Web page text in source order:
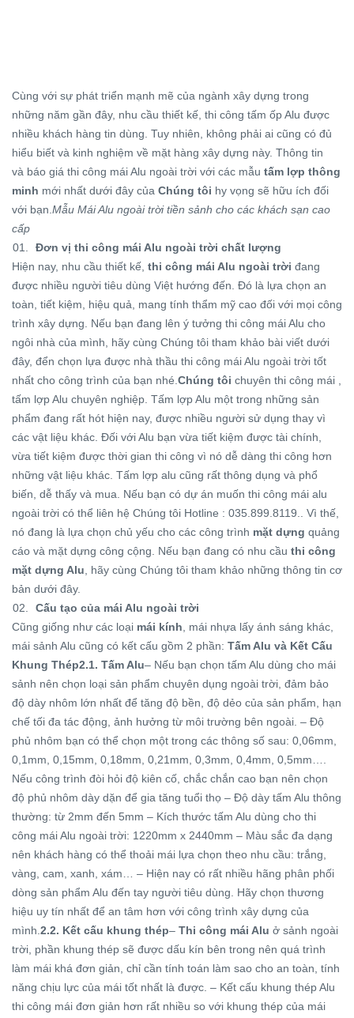
Cùng với sự phát triển mạnh mẽ của ngành xây dựng trong
những năm gần đây, nhu cầu thiết kế, thi công tấm ốp Alu được
nhiều khách hàng tin dùng. Tuy nhiên, không phải ai cũng có đủ
hiểu biết và kinh nghiệm về mặt hàng xây dựng này. Thông tin
và báo giá thi công mái Alu ngoài trời với các mẫu tấm lợp thông
minh mới nhất dưới đây của Chúng tôi hy vọng sẽ hữu ích đối
với bạn. Mẫu Mái Alu ngoài trời tiền sảnh cho các khách sạn cao
cấp
Đơn vị thi công mái Alu ngoài trời chất lượng
Hiện nay, nhu cầu thiết kế, thi công mái Alu ngoài trời đang
được nhiều người tiêu dùng Việt hướng đến. Đó là lựa chọn an
toàn, tiết kiệm, hiệu quả, mang tính thẩm mỹ cao đối với mọi công
trình xây dựng. Nếu bạn đang lên ý tưởng thi công mái Alu cho
ngôi nhà của mình, hãy cùng Chúng tôi tham khảo bài viết dưới
đây, đển chọn lựa được nhà thầu thi công mái Alu ngoài trời tốt
nhất cho công trình của bạn nhé. Chúng tôi chuyên thi công mái ,
tấm lợp Alu chuyên nghiệp. Tấm lợp Alu một trong những sản
phẩm đang rất hót hiện nay, được nhiều người sử dụng thay vì
các vật liệu khác. Đối với Alu bạn vừa tiết kiệm được tài chính,
vừa tiết kiệm được thời gian thi công vì nó dễ dàng thi công hơn
những vật liệu khác. Tấm lợp alu cũng rất thông dụng và phổ
biến, dễ thấy và mua. Nếu bạn có dự án muốn thi công mái alu
ngoài trời có thể liên hệ Chúng tôi Hotline : 035.899.8119.. Vì thế,
nó đang là lựa chọn chủ yếu cho các công trình mặt dựng quảng
cáo và mặt dựng công cộng. Nếu bạn đang có nhu cầu thi công
mặt dựng Alu , hãy cùng Chúng tôi tham khảo những thông tin cơ
bản dưới đây.
Cấu tạo của mái Alu ngoài trời
Cũng giống như các loại mái kính , mái nhựa lấy ánh sáng khác,
mái sảnh Alu cũng có kết cấu gồm 2 phần: Tấm Alu và Kết Cấu
Khung Thép2.1. Tấm Alu– Nếu bạn chọn tấm Alu dùng cho mái
sảnh nên chọn loại sản phẩm chuyên dụng ngoài trời, đảm bảo
độ dày nhôm lớn nhất để tăng độ bền, độ dẻo của sản phẩm, hạn
chế tối đa tác động, ảnh hưởng từ môi trường bên ngoài. – Độ
phủ nhôm bạn có thể chọn một trong các thông số sau: 0,06mm,
0,1mm, 0,15mm, 0,18mm, 0,21mm, 0,3mm, 0,4mm, 0,5mm….
Nếu công trình đòi hỏi độ kiên cố, chắc chắn cao bạn nên chọn
độ phủ nhôm dày dặn để gia tăng tuổi thọ – Độ dày tấm Alu thông
thường: từ 2mm đến 5mm – Kích thước tấm Alu dùng cho thi
công mái Alu ngoài trời: 1220mm x 2440mm – Màu sắc đa dạng
nên khách hàng có thể thoải mái lựa chọn theo nhu cầu: trắng,
vàng, cam, xanh, xám… – Hiện nay có rất nhiều hãng phân phối
dòng sản phẩm Alu đến tay người tiêu dùng. Hãy chọn thương
hiệu uy tín nhất để an tâm hơn với công trình xây dựng của
mình. 2.2. Kết cấu khung thép– Thi công mái Alu ở sảnh ngoài
trời, phần khung thép sẽ được dấu kín bên trong nên quá trình
làm mái khá đơn giản, chỉ cần tính toán làm sao cho an toàn, tính
năng chịu lực của mái tốt nhất là được. – Kết cấu khung thép Alu
thi công mái đơn giản hơn rất nhiều so với khung thép của mái